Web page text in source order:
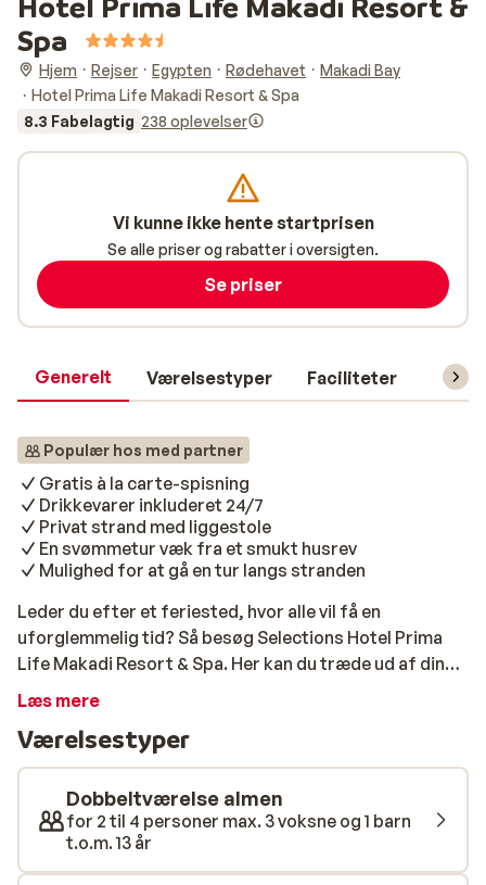
Spa
Hjem Rejser Egypten Rødehavet
Makadi Bay
Hotel Prima Life Makadi Resort & Spa
8.3 Fabelagtig 238 oplevelser
Generelt Værelsestyper Faciliteter
Populær hos med partner
Gratis à la carte-spisning
Drikkevarer inkluderet 24/7
Privat strand med liggestole
En svømmetur væk fra et smukt husrev
Mulighed for at gå en tur langs stranden
Leder du efter et feriested, hvor alle vil få en
uforglemmelig tid? Så besøg Selections Hotel Prima
Life Makadi Resort & Spa. Her kan du træde ud af din
komfortzone med storslåede aktiviteter, og stranden
dejlige ved dette hotel er, at man kan gå kilometerlange
ture langs stranden, hvilket ikke er muligt på alle
hoteller i Egypten, men det er det på det smukke
Makadi Bay; oplagt til en aftengåtur eller en løbetur
tidligt om morgenen, for eksempel. Prima Life Makadi
Resort & Spa er ikke et standardhotel, men et skønt
Læs mere
Værelsestyper
Dobbeltværelse almen
for 2 til 4 personer max. 3 voksne og 1 barn
t.o.m. 13 år
Vi kunne ikke hente startprisen
Se alle priser og rabatter i oversigten.
Se priser